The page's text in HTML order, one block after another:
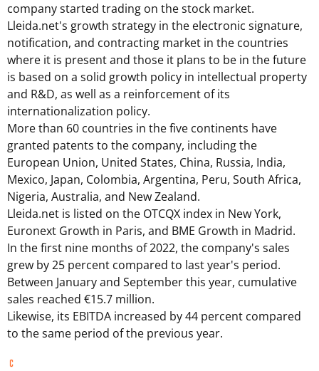
company started trading on the stock market.
Lleida.net's growth strategy in the electronic signature,
notification, and contracting market in the countries
where it is present and those it plans to be in the future
is based on a solid growth policy in intellectual property
and R&D, as well as a reinforcement of its
internationalization policy.
More than 60 countries in the five continents have
granted patents to the company, including the
European Union, United States, China, Russia, India,
Mexico, Japan, Colombia, Argentina, Peru, South Africa,
Nigeria, Australia, and New Zealand.
Lleida.net is listed on the OTCQX index in New York,
Euronext Growth in Paris, and BME Growth in Madrid.
In the first nine months of 2022, the company's sales
grew by 25 percent compared to last year's period.
Between January and September this year, cumulative
sales reached €15.7 million.
Likewise, its EBITDA increased by 44 percent compared
to the same period of the previous year.